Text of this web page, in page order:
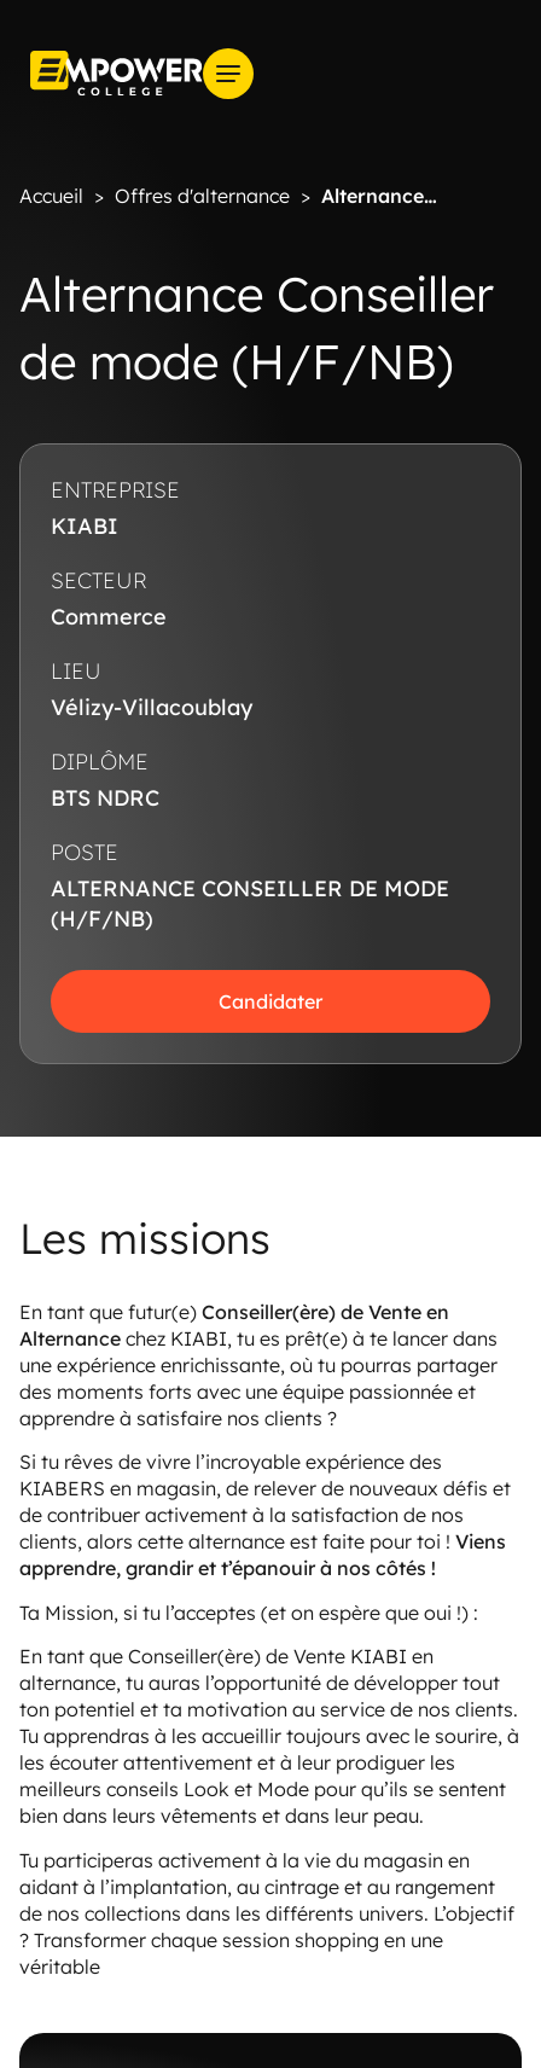
Accueil > Offres d'alternance > Alternance
Alternance Conseiller
de mode (H/F/NB)
ENTREPRISE
KIABI
SECTEUR
Commerce
LIEU
Vélizy-Villacoublay
DIPLÔME
BTS NDRC
POSTE
ALTERNANCE CONSEILLER DE MODE
(H/F/NB)
Candidater
Les missions
En tant que futur(e) Conseiller(ère) de Vente en
Alternance chez KIABI, tu es prêt(e) à te lancer dans
une expérience enrichissante, où tu pourras partager
des moments forts avec une équipe passionnée et
apprendre à satisfaire nos clients ?
Si tu rêves de vivre l’incroyable expérience des
KIABERS en magasin, de relever de nouveaux défis et
de contribuer activement à la satisfaction de nos
clients, alors cette alternance est faite pour toi ! Viens
apprendre, grandir et t’épanouir à nos côtés !
Ta Mission, si tu l’acceptes (et on espère que oui !) :
En tant que Conseiller(ère) de Vente KIABI en
alternance, tu auras l’opportunité de développer tout
ton potentiel et ta motivation au service de nos clients.
Tu apprendras à les accueillir toujours avec le sourire, à
les écouter attentivement et à leur prodiguer les
meilleurs conseils Look et Mode pour qu’ils se sentent
bien dans leurs vêtements et dans leur peau.
Tu participeras activement à la vie du magasin en
aidant à l’implantation, au cintrage et au rangement
de nos collections dans les différents univers. L’objectif
? Transformer chaque session shopping en une
véritable